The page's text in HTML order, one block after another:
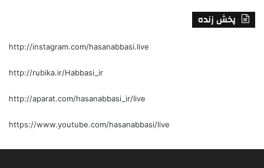
پخش زنده
http://instagram.com/hasanabbasi.live
http://rubika.ir/Habbasi_ir
http://aparat.com/hasanabbasi_ir/live
https://www.youtube.com/hasanabbasi/live